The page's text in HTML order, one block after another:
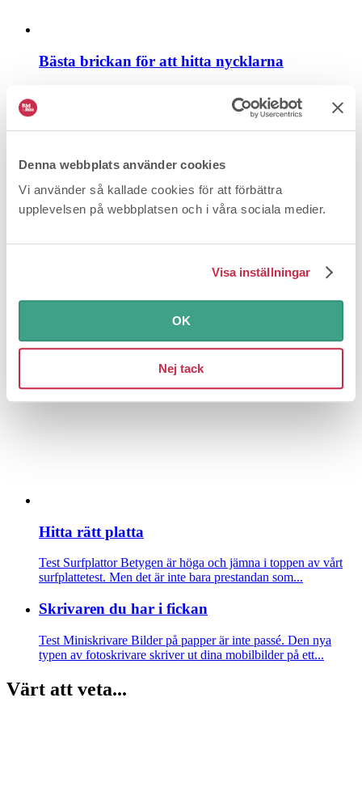
Denna webbplats använder cookies
Vi använder så kallade cookies för att förbättra
upplevelsen på webbplatsen och i våra sociala medier.
Visa inställningar
OK
Nej tack
Bästa brickan för att hitta nycklarna
avvägar skiljer rejält mellan de olika systemen.
Enorma prisskillnader för utskriften
En textsida kan kosta från två öre till 1,60
kronor att skriva ut. Och en fotoutskrift får du...
Hitta rätt platta
Test SurfplattorBetygen är höga och jämna i toppen av vårt
surfplattetest. Men det är inte bara prestandan som...
Skrivaren du har i fickan
Test Miniskrivare Bilder på papper är inte passé. Den nya
typen av fotoskrivare skriver ut dina mobilbilder på ett...
Värt att veta...